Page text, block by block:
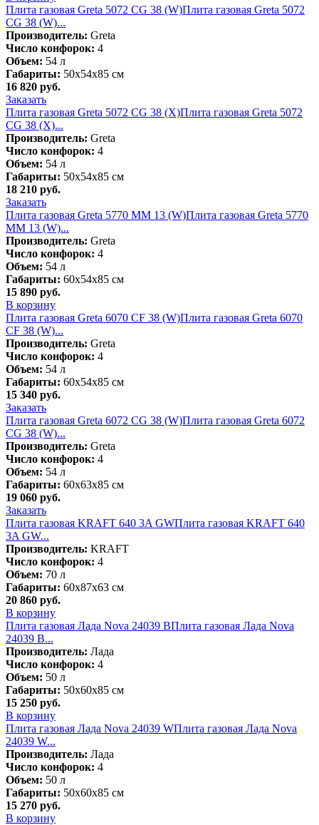
Плита газовая Greta 5072 CG 38 (W)Плита газовая Greta 5072
CG 38 (W)...
Производитель: Greta
Число конфорок: 4
Объем: 54 л
Габариты: 50х54х85 см
16 820 руб.
Заказать
Плита газовая Greta 5072 CG 38 (X)Плита газовая Greta 5072
CG 38 (X)...
Производитель: Greta
Число конфорок: 4
Объем: 54 л
Габариты: 50х54х85 см
18 210 руб.
Заказать
Плита газовая Greta 5770 MM 13 (W)Плита газовая Greta 5770
MM 13 (W)...
Производитель: Greta
Число конфорок: 4
Объем: 54 л
Габариты: 60х54х85 см
15 890 руб.
В корзину
Плита газовая Greta 6070 CF 38 (W)Плита газовая Greta 6070
CF 38 (W)...
Производитель: Greta
Число конфорок: 4
Объем: 54 л
Габариты: 60х54х85 см
15 340 руб.
Заказать
Плита газовая Greta 6072 СG 38 (W)Плита газовая Greta 6072
СG 38 (W)...
Производитель: Greta
Число конфорок: 4
Объем: 54 л
Габариты: 60х63х85 см
19 060 руб.
Заказать
Плита газовая KRAFT 640 3A GWПлита газовая KRAFT 640
3A GW...
Производитель: KRAFT
Число конфорок: 4
Объем: 70 л
Габариты: 60х87х63 см
20 860 руб.
В корзину
Плита газовая Лада Nova 24039 BПлита газовая Лада Nova
24039 B...
Производитель: Лада
Число конфорок: 4
Объем: 50 л
Габариты: 50х60х85 см
15 250 руб.
В корзину
Плита газовая Лада Nova 24039 WПлита газовая Лада Nova
24039 W...
Производитель: Лада
Число конфорок: 4
Объем: 50 л
Габариты: 50х60х85 см
15 270 руб.
В корзину